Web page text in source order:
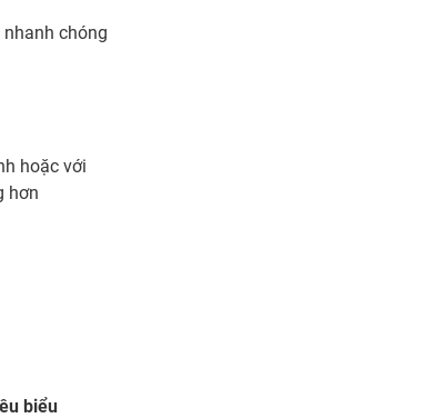
chóng
hoặc với
hơn
biểu